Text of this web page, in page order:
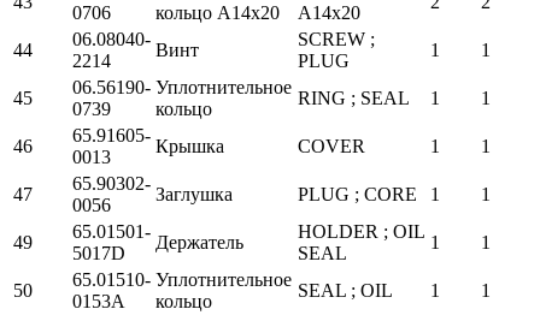
0706
кольцо А14х20
A14x20
44
06.08040-
2214
Винт
SCREW ;
PLUG
1 1
45
06.56190-
0739
Уплотнительное
кольцо
RING ; SEAL 1 1
46
65.91605-
0013
Крышка COVER 1 1
47
65.90302-
0056
Заглушка PLUG ; CORE 1 1
49
65.01501-
5017D
Держатель
HOLDER ; OIL
SEAL
1 1
50
65.01510-
0153A
Уплотнительное
кольцо
SEAL ; OIL 1 1